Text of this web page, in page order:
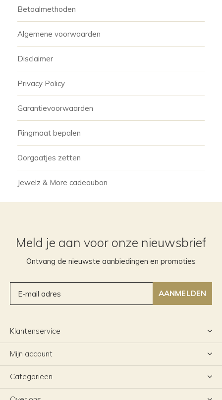
Betaalmethoden
Algemene voorwaarden
Disclaimer
Privacy Policy
Garantievoorwaarden
Ringmaat bepalen
Oorgaatjes zetten
Jewelz & More cadeaubon
Meld je aan voor onze nieuwsbrief
Ontvang de nieuwste aanbiedingen en promoties
AANMELDEN
Klantenservice
Mijn account
Categorieën